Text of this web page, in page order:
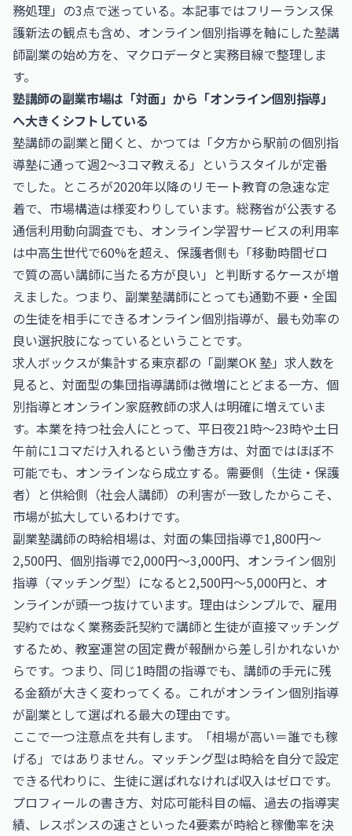
務処理」の3点で迷っている。本記事ではフリーランス保
護新法の観点も含め、オンライン個別指導を軸にした塾講
師副業の始め方を、マクロデータと実務目線で整理しま
す。
塾講師の副業市場は「対面」から「オンライン個別指導」
へ大きくシフトしている
塾講師の副業と聞くと、かつては「夕方から駅前の個別指
導塾に通って週2〜3コマ教える」というスタイルが定番
でした。ところが2020年以降のリモート教育の急速な定
着で、市場構造は様変わりしています。総務省が公表する
通信利用動向調査でも、オンライン学習サービスの利用率
は中高生世代で60%を超え、保護者側も「移動時間ゼロ
で質の高い講師に当たる方が良い」と判断するケースが増
えました。つまり、副業塾講師にとっても通勤不要・全国
の生徒を相手にできるオンライン個別指導が、最も効率の
良い選択肢になっているということです。
求人ボックスが集計する東京都の「副業OK 塾」求人数を
見ると、対面型の集団指導講師は微増にとどまる一方、個
別指導とオンライン家庭教師の求人は明確に増えていま
す。本業を持つ社会人にとって、平日夜21時〜23時や土日
午前に1コマだけ入れるという働き方は、対面ではほぼ不
可能でも、オンラインなら成立する。需要側（生徒・保護
者）と供給側（社会人講師）の利害が一致したからこそ、
市場が拡大しているわけです。
副業塾講師の時給相場は、対面の集団指導で1,800円〜
2,500円、個別指導で2,000円〜3,000円、オンライン個別
指導（マッチング型）になると2,500円〜5,000円と、オ
ンラインが頭一つ抜けています。理由はシンプルで、雇用
契約ではなく業務委託契約で講師と生徒が直接マッチング
するため、教室運営の固定費が報酬から差し引かれないか
らです。つまり、同じ1時間の指導でも、講師の手元に残
る金額が大きく変わってくる。これがオンライン個別指導
が副業として選ばれる最大の理由です。
ここで一つ注意点を共有します。「相場が高い＝誰でも稼
げる」ではありません。マッチング型は時給を自分で設定
できる代わりに、生徒に選ばれなければ収入はゼロです。
プロフィールの書き方、対応可能科目の幅、過去の指導実
績、レスポンスの速さといった4要素が時給と稼働率を決